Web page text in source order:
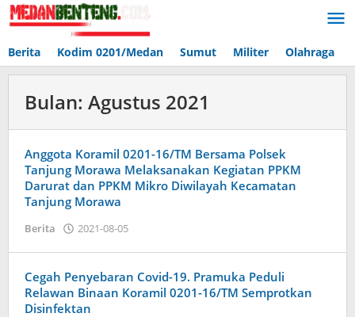
Lewati
ke
Berita Kodim 0201/Medan Sumut Militer Olahraga
Bulan: Agustus 2021
Anggota Koramil 0201-16/TM Bersama Polsek
Tanjung Morawa Melaksanakan Kegiatan PPKM
Darurat dan PPKM Mikro Diwilayah Kecamatan
Tanjung Morawa
Berita 2021-08-05
Cegah Penyebaran Covid-19. Pramuka Peduli
Relawan Binaan Koramil 0201-16/TM Semprotkan
Disinfektan